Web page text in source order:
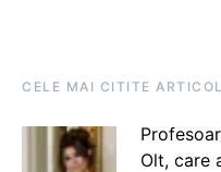
CELE MAI CITITE
Olt, care